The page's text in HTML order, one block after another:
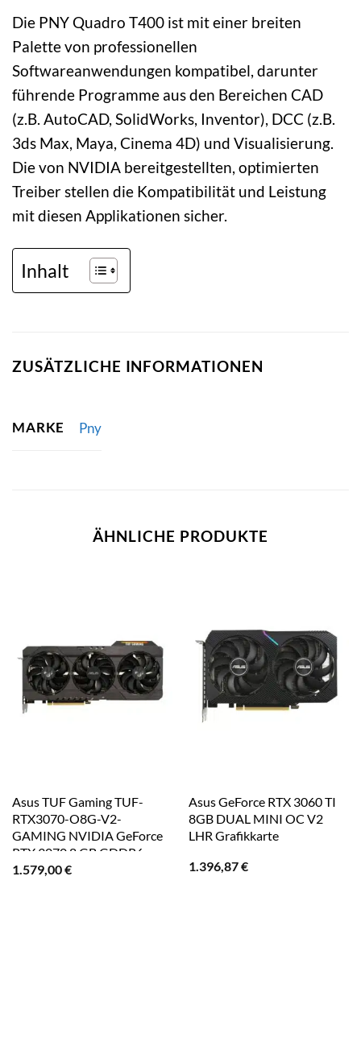
Die PNY Quadro T400 ist mit einer breiten
Palette von professionellen
Softwareanwendungen kompatibel, darunter
führende Programme aus den Bereichen CAD
(z.B. AutoCAD, SolidWorks, Inventor), DCC (z.B.
3ds Max, Maya, Cinema 4D) und Visualisierung.
Die von NVIDIA bereitgestellten, optimierten
Treiber stellen die Kompatibilität und Leistung
mit diesen Applikationen sicher.
Inhalt
ZUSÄTZLICHE INFORMATIONEN
MARKE Pny
ÄHNLICHE PRODUKTE
Asus TUF Gaming TUF-
RTX3070-O8G-V2-
GAMING NVIDIA GeForce
RTX 3070 8 GB GDDR6
Grafikkarte
1.579,00€
Asus GeForce RTX 3060 TI
8GB DUAL MINI OC V2
LHR Grafikkarte
1.396,87€